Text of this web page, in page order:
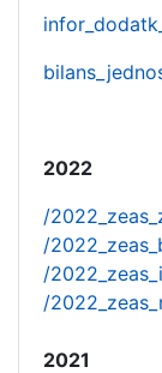
2022
/
/
/
/
2021